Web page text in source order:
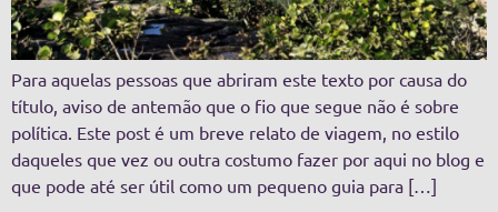
Para aquelas pessoas que abriram este texto por causa do
título, aviso de antemão que o fio que segue não é sobre
política. Este post é um breve relato de viagem, no estilo
daqueles que vez ou outra costumo fazer por aqui no blog e
que pode até ser útil como um pequeno guia para […]